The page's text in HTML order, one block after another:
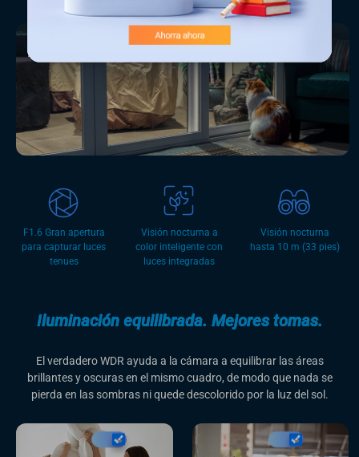
Vea cómo funciona la visión nocturna en color
hace que un momento sea diferente
F1.6 Gran apertura
para capturar luces
tenues
Visión nocturna a
color inteligente con
luces integradas
Visión nocturna
hasta 10 m (33 pies)
Iluminación equilibrada. Mejores tomas.
El verdadero WDR ayuda a la cámara a equilibrar las áreas
brillantes y oscuras en el mismo cuadro, de modo que nada se
pierda en las sombras ni quede descolorido por la luz del sol.